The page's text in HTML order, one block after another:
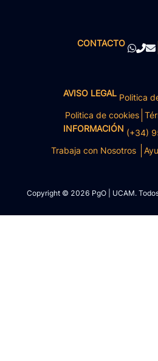
CONTACTO
AVISO LEGAL Politica
Politica de cookies
INFORMACIÓN (+34)
Trabaja con Nosotros
Copyright © 2026 PgO | UCAM.